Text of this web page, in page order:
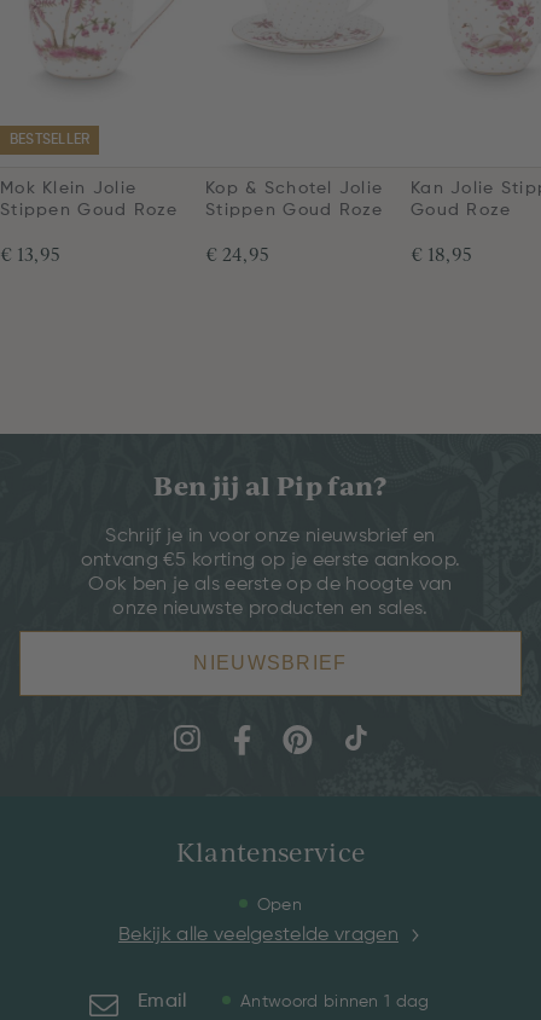
BESTSELLER
Mok Klein Jolie
Stippen Goud Roze
€ 13,95
Kop & Schotel Jolie
Stippen Goud Roze
€ 24,95
Kan Jolie
Goud Roze
€ 18,95
Ben jij al Pip fan?
Schrijf je in voor onze nieuwsbrief en
ontvang €5 korting op je eerste aankoop.
Ook ben je als eerste op de hoogte van
onze nieuwste producten en sales.
NIEUWSBRIEF
Klantenservice
Open
Bekijk alle veelgestelde vragen
Email Antwoord binnen 1 dag